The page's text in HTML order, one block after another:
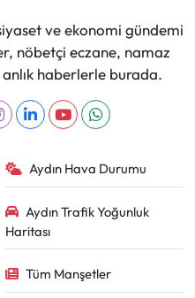
ve ekonomi gündemi
nöbetçi eczane, namaz
haberlerle burada.
Aydın Hava Durumu
Aydın Trafik Yoğunluk
Haritası
Tüm Manşetler